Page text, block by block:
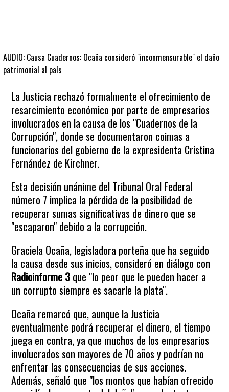
AUDIO: Causa Cuadernos: Ocaña consideró "inconmensurable" el daño
patrimonial al país
La Justicia rechazó formalmente el ofrecimiento de
resarcimiento económico por parte de empresarios
involucrados en la causa de los "Cuadernos de la
Corrupción", donde se documentaron coimas a
funcionarios del gobierno de la expresidenta Cristina
Fernández de Kirchner.
Esta decisión unánime del Tribunal Oral Federal
número 7 implica la pérdida de la posibilidad de
recuperar sumas significativas de dinero que se
"escaparon" debido a la corrupción.
Graciela Ocaña, legisladora porteña que ha seguido
la causa desde sus inicios, consideró en diálogo con
Radioinforme 3 que "lo peor que le pueden hacer a
un corrupto siempre es sacarle la plata".
Ocaña remarcó que, aunque la Justicia
eventualmente podrá recuperar el dinero, el tiempo
juega en contra, ya que muchos de los empresarios
involucrados son mayores de 70 años y podrían no
enfrentar las consecuencias de sus acciones.
Además, señaló que "los montos que habían ofrecido